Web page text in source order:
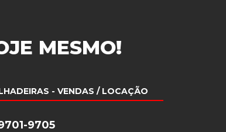
MESMO!
- VENDAS / LOCAÇÃO
9705